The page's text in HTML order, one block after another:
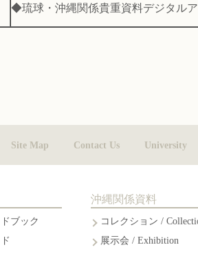
◆琉球・沖縄関係貴重資料デジタル
Site Map Contact Us University
ブック
沖縄関係資料
コレクション /
展示会 / Exhibition